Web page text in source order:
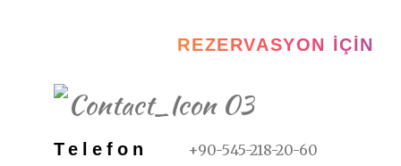
REZERVASYON İÇIN
Telefon +90-545-218-20-60